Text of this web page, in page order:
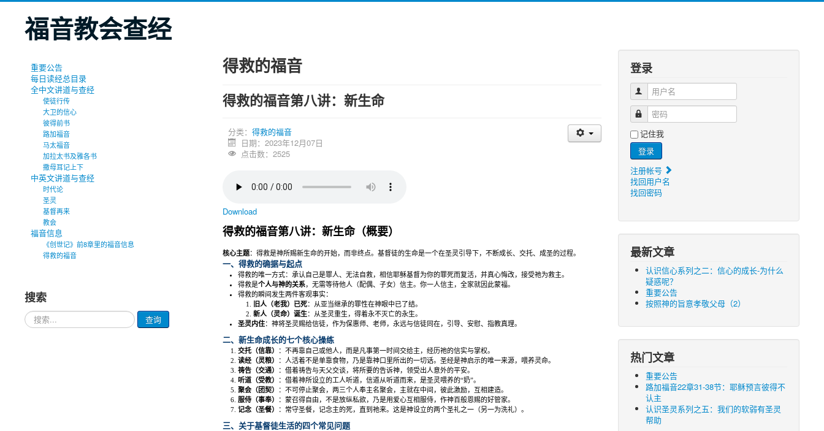
福音教会查经
重要公告
每日读经总目录
全中文讲道与查经
使徒行传
大卫的信心
彼得前书
路加福音
马太福音
加拉太书及雅各书
撒母耳记上下
中英文讲道与查经
时代论
圣灵
基督再来
教会
福音信息
《创世记》前8章里的福音信息
得救的福音
搜索
请
输
查询
得救的福音
得救的福音第八讲：新生命
分类： 得救的福音
日期：2023年12月07日
点击数：2525
Download
得救的福音第八讲：新生命（概要）
核心主题：得救是神所赐新生命的开始，而非终点。基督徒的生命是一个在圣灵引导下，不断成长、交托、成圣的过程。
一、得救的确据与起点
得救的唯一方式：承认自己是罪人、无法自救，相信耶稣基督为你的罪死而复活，并真心悔改，接受祂为救主。
得救是个人与神的关系，无需等待他人（配偶、子女）信主。你一人信主，全家就因此蒙福。
得救的瞬间发生两件客观事实：
旧人（老我）已死：从亚当继承的罪性在神眼中已了结。
新人（灵命）诞生：从圣灵重生，得着永不灭亡的永生。
圣灵内住：神将圣灵赐给信徒，作为保惠师、老师，永远与信徒同在，引导、安慰、指教真理。
二、新生命成长的七个核心操练
交托（信靠）
：不再靠自己或他人，而是凡事第一时间交给主，经历祂的信实与掌权。
读经（灵粮）
：人活着不是单靠食物，乃是靠神口里所出的一切话。圣经是神启示的唯一来源，喂养灵命。
祷告（交通）
：借着祷告与天父交谈，将所要的告诉神，领受出人意外的平安。
听道（受教）
：借着神所设立的工人听道，信道从听道而来，是圣灵喂养的“奶”。
聚会（团契）
：不可停止聚会，两三个人奉主名聚会，主就在中间，彼此激励，互相建造。
服侍（事奉）
：蒙召得自由，不是放纵私欲，乃是用爱心互相服侍，作神百般恩赐的好管家。
记念（圣餐）
：常守圣餐，记念主的死，直到祂来。这是神设立的两个圣礼之一（另一为洗礼）。
三、关于基督徒生活的四个常见问题
登录
用户名
密码
记住我
登录
注册帐号
找回用户名
找回密码
最新文章
认识信心系列之二：信心的成长-为什么
疑惑呢？
重要公告
按照神的旨意孝敬父母（2）
热门文章
重要公告
路加福音22章31-38节：耶稣预言彼得不
认主
认识圣灵系列之五：我们的软弱有圣灵
帮助